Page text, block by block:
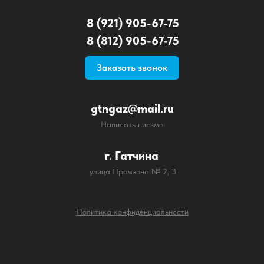
Заказать звонок
8 (812) 905-67-75
улица Промзона № 2, 3
gtngaz@mail.ru
г. Гатчина
Написать письмо
8 (921) 905-67-75
Политика конфиденциальности